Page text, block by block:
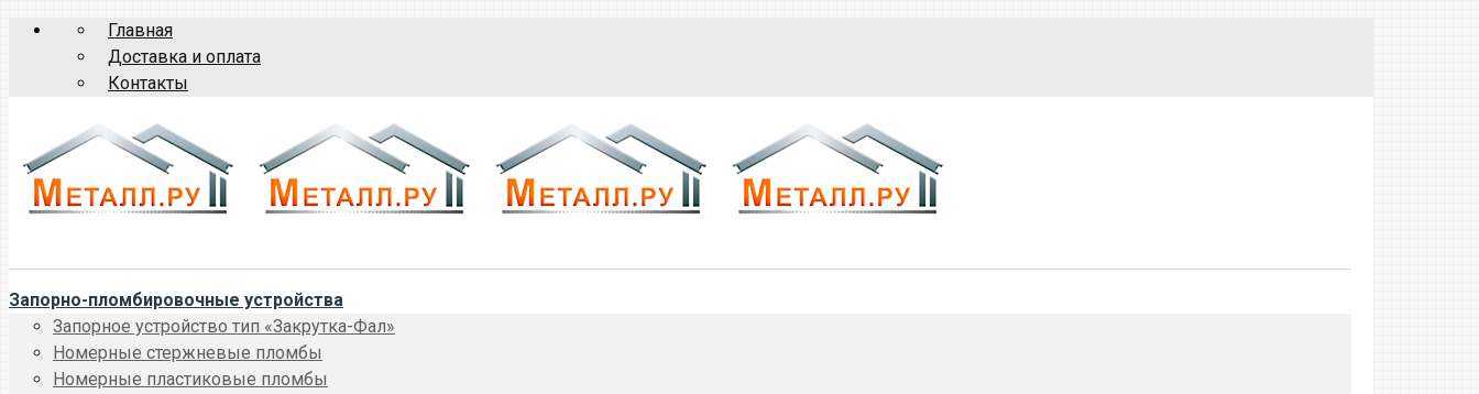
Главная
Доставка и оплата
Контакты
Запорно-пломбировочные устройства
Запорное устройство тип «Закрутка-Фал»
Номерные стержневые пломбы
Номерные пластиковые пломбы